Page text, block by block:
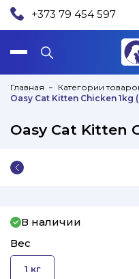
+373 79 454 597
Главная Категории
Oasy Cat Kitten Chicken 1kg
Oasy Cat Kitten
В наличии
Вес
1 кг